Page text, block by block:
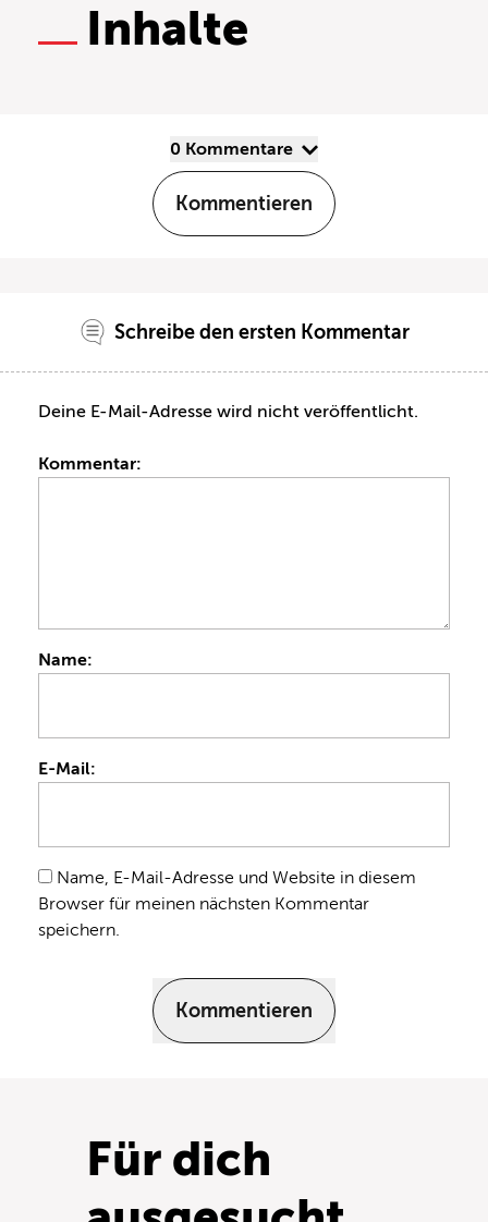
Inhalte
0 Kommentare
Kommentieren
Schreibe den ersten Kommentar
Deine E-Mail-Adresse wird nicht veröffentlicht.
Kommentar:
Name:
E-Mail:
Name, E-Mail-Adresse und Website in diesem
Browser für meinen nächsten Kommentar
speichern.
Kommentieren
Für dich